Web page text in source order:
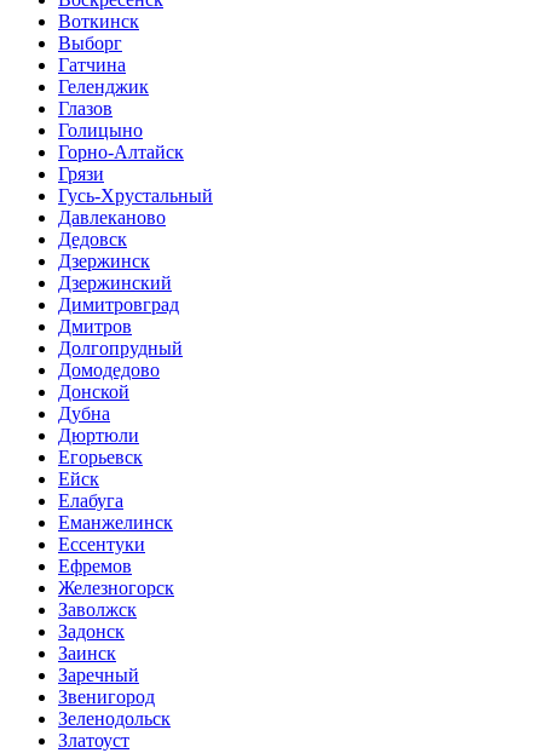
Воткинск
Выборг
Гатчина
Геленджик
Глазов
Голицыно
Горно-Алтайск
Грязи
Гусь-Хрустальный
Давлеканово
Дедовск
Дзержинск
Дзержинский
Димитровград
Дмитров
Долгопрудный
Домодедово
Донской
Дубна
Дюртюли
Егорьевск
Ейск
Елабуга
Еманжелинск
Ессентуки
Ефремов
Железногорск
Заволжск
Задонск
Заинск
Заречный
Звенигород
Зеленодольск
Златоуст